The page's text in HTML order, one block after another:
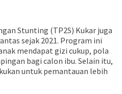
Stunting (TP2S) Kukar juga
sejak 2021. Program ini
mendapat gizi cukup, pola
bagi calon ibu. Selain itu,
untuk pemantauan lebih